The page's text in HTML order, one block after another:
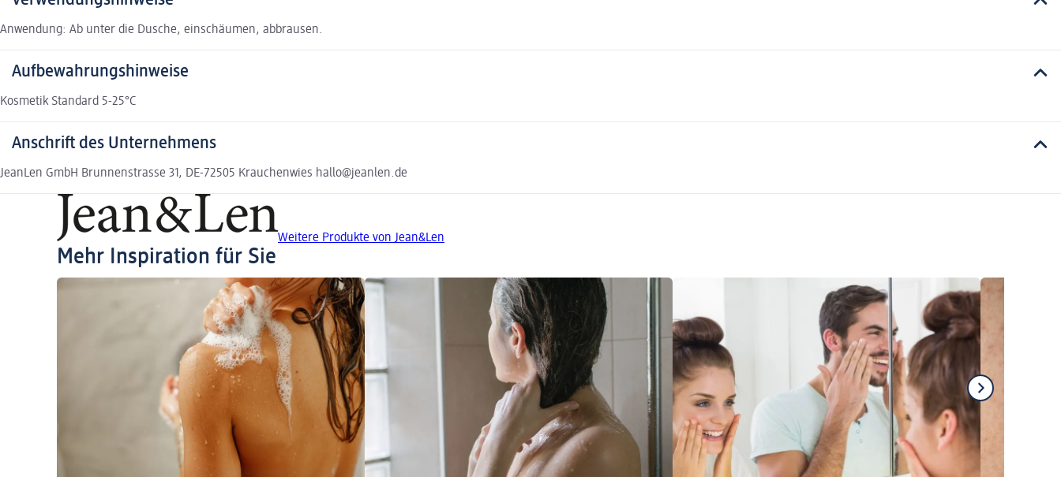
Anwendung: Ab unter die Dusche, einschäumen, abbrausen.
Aufbewahrungshinweise
Kosmetik Standard 5-25°C
Anschrift des Unternehmens
JeanLen GmbH Brunnenstrasse 31, DE-72505 Krauchenwies hallo@jeanlen.de
Weitere Produkte von Jean&Len
Mehr Inspiration für Sie